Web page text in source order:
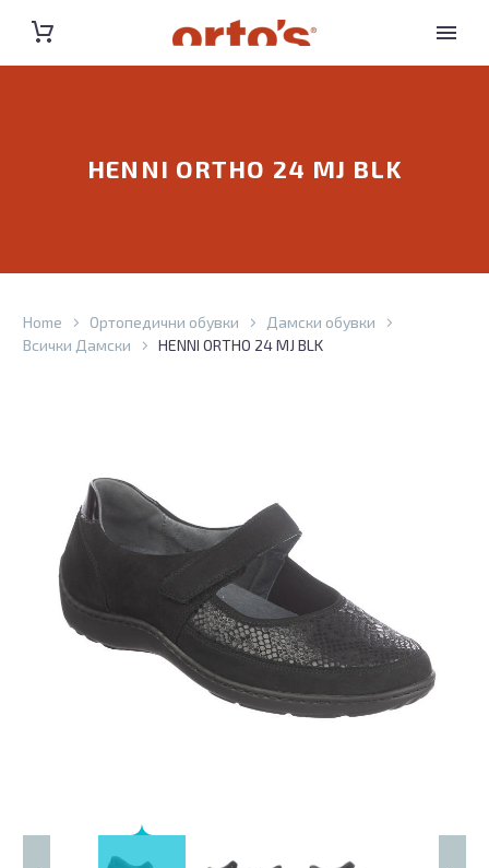
HENNI ORTHO 24 MJ BLK
Home Ортопедични обувки
Дамски обувки
Всички Дамски
HENNI ORTHO 24 MJ BLK